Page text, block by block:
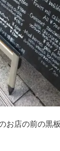
お店の前の黒板